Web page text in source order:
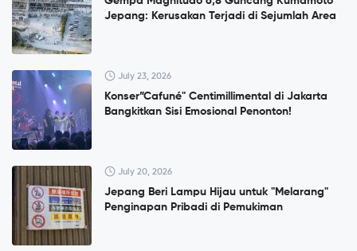
Jepang: Kerusakan Terjadi di Sejumlah Area
July 23, 2026
Konser”Cafuné" Centimillimental di Jakarta
Bangkitkan Sisi Emosional Penonton!
July 20, 2026
Jepang Beri Lampu Hijau untuk "Melarang"
Penginapan Pribadi di Pemukiman